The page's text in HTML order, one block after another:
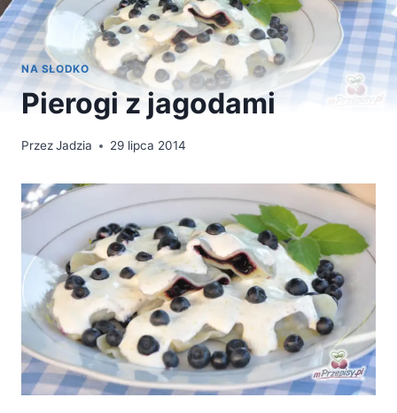
NA SŁODKO
Pierogi z jagodami
PrzezJadzia 29 lipca 2014